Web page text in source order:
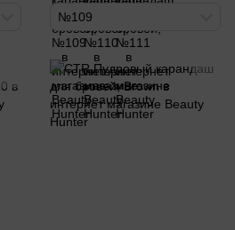
№109